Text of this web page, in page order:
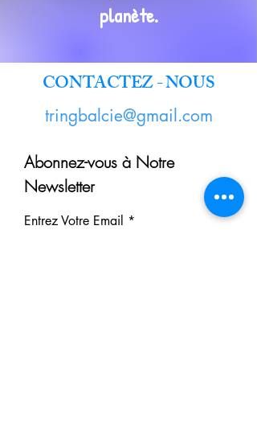
planète.
CONTACTEZ - NOUS
tringbalcie@gmail.com
Abonnez-vous à Notre
Newsletter
Entrez Votre Email